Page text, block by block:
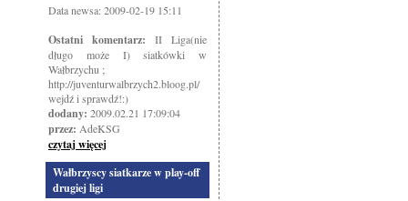
Data newsa: 2009-02-19 15:11
Ostatni komentarz: II Liga(nie
długo może I) siatkówki w
Wałbrzychu ;
http://juventurwalbrzych2.bloog.pl/
wejdź i sprawdź!:)
dodany: 2009.02.21 17:09:04
przez: AdeKSG
czytaj więcej
Wałbrzyscy siatkarze w play-off
drugiej ligi